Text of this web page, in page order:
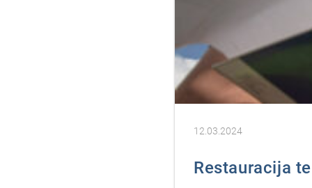
12.03.2024
Restauracija